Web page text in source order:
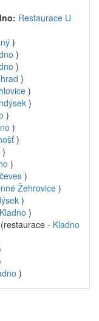
Restaurace U
)
)
)
)
)
)
)
)
)
)
)
)
Žehrovice )
)
Kladno )
(restaurace - Kladno
)